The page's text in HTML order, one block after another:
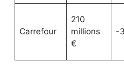
Carrefour
210
millions
€
-